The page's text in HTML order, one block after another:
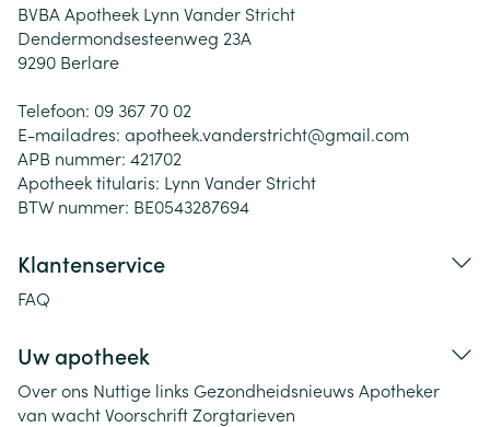
BVBA Apotheek Lynn Vander Stricht
Dendermondsesteenweg 23A
9290 Berlare
Telefoon: 09 367 70 02
E-mailadres: apotheek.vanderstricht@gmail.com
APB nummer: 421702
Apotheek titularis: Lynn Vander Stricht
BTW nummer: BE0543287694
Klantenservice
FAQ
Uw apotheek
Over ons Nuttige links Gezondheidsnieuws Apotheker
van wachtVoorschriftZorgtarieven